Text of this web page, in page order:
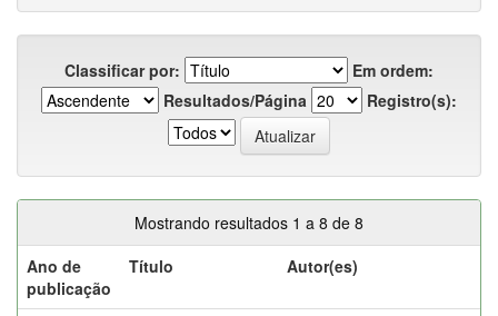
Classificar por:
Em ordem:
Resultados/Página
Registro(s):
Mostrando resultados 1 a 8 de 8
Ano de
publicação
Título Autor(es)